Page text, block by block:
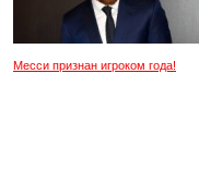
Месси признан игроком года!